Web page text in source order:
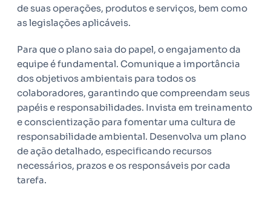
de suas operações, produtos e serviços, bem como
as legislações aplicáveis.
Para que o plano saia do papel, o engajamento da
equipe é fundamental. Comunique a importância
dos objetivos ambientais para todos os
colaboradores, garantindo que compreendam seus
papéis e responsabilidades. Invista em treinamento
e conscientização para fomentar uma cultura de
responsabilidade ambiental. Desenvolva um plano
de ação detalhado, especificando recursos
necessários, prazos e os responsáveis por cada
tarefa.